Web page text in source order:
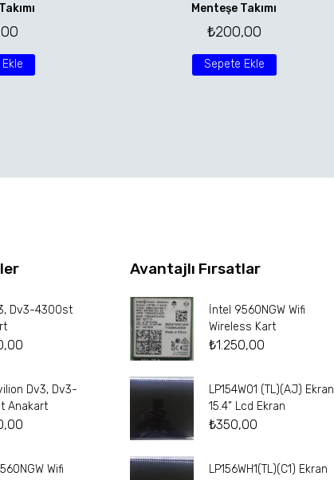
Menteşe Takımı
₺200,00
Sepete Ekle
Dv3-4300st
Dv3, Dv3-
Anakart
Wifi
Avantajlı Fırsatlar
İntel 9560NGW Wifi
Wireless Kart
₺1.250,00
LP154W01 (TL)(AJ) Ekran
15.4” Lcd Ekran
₺350,00
LP156WH1(TL)(C1) Ekran